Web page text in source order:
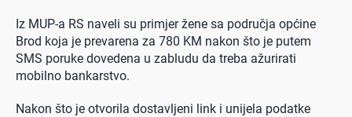
Iz MUP-a RS naveli su primjer žene sa područja općine
Brod koja je prevarena za 780 KM nakon što je putem
SMS poruke dovedena u zabludu da treba ažurirati
mobilno bankarstvo.
Nakon što je otvorila dostavljeni link i unijela podatke